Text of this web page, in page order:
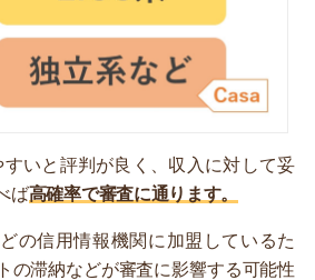
いと評判が良く、収入に対して妥
ば高確率で審査に通ります。
の信用情報機関に加盟しているた
の滞納などが審査に影響する可能性